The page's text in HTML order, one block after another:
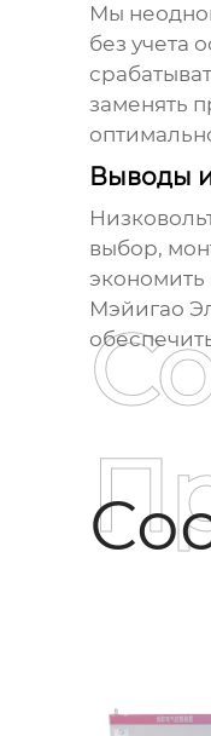
Мы
без учета
заменять
Выводы
выбор,
экономить
Мэйигао